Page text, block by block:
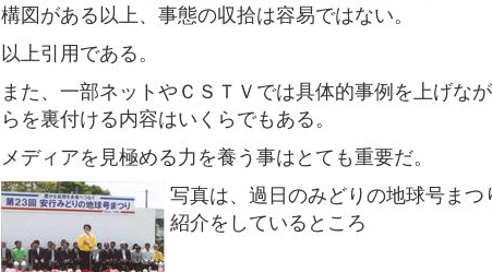
構図がある以上、事態の収拾は容易ではない。
以上引用である。
また、一部ネットやＣＳＴＶでは具体的事例を上げな
らを裏付ける内容はいくらでもある。
メディアを見極める力を養う事はとても重要だ。
写真は、過日のみどりの地球号まつ
紹介をしているところ